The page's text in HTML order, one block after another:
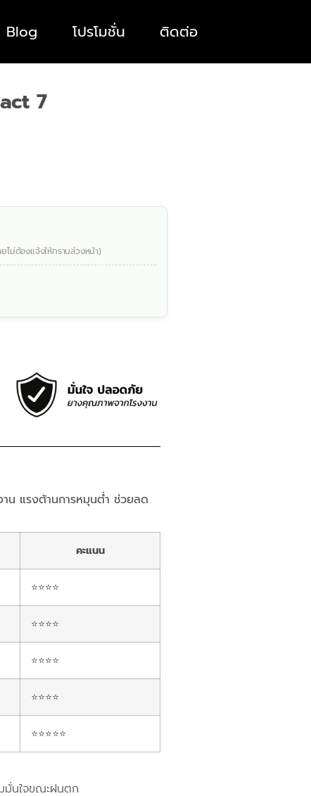
Blog โปรโมชั่น ติดต่อ
7
ไม่ต้องแจ้งให้ทราบล่วงหน้า)
น แรงต้านการหมุนต่ำ ช่วยลด
คะแนน
⭐⭐⭐⭐
⭐⭐⭐⭐
⭐⭐⭐⭐
⭐⭐⭐⭐
⭐⭐⭐⭐⭐
มั่นใจขณะฝนตก